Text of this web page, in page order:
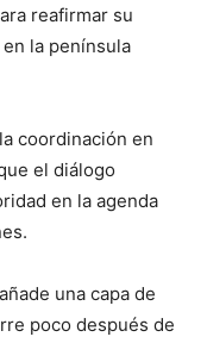
reafirmar su
la península
coordinación en
el diálogo
en la agenda
una capa de
poco después de